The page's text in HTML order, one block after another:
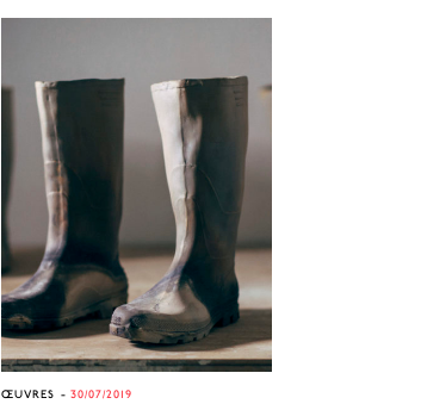
ŒUVRES 30/07/2019